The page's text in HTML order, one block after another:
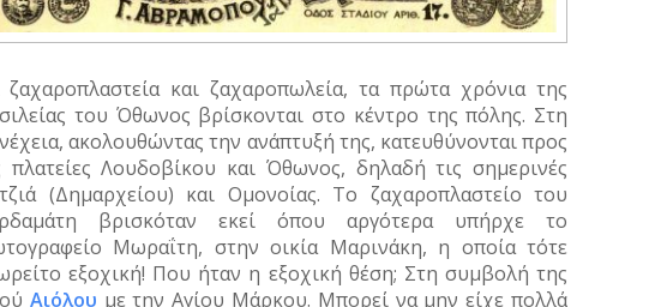
ζαχαροπλαστεία και ζαχαροπωλεία, τα πρώτα χρόνια της
του Όθωνος βρίσκονται στο κέντρο της πόλης. Στη
ακολουθώντας την ανάπτυξή της, κατευθύνονται προς
πλατείες Λουδοβίκου και Όθωνος, δηλαδή τις σημερινές
(Δημαρχείου) και Ομονοίας. Το ζαχαροπλαστείο του
βρισκόταν εκεί όπου αργότερα υπήρχε το
Μωραΐτη, στην οικία Μαρινάκη, η οποία τότε
εξοχική! Που ήταν η εξοχική θέση; Στη συμβολή της
Αιόλου με την Αγίου Μάρκου. Μπορεί να μην είχε πολλά